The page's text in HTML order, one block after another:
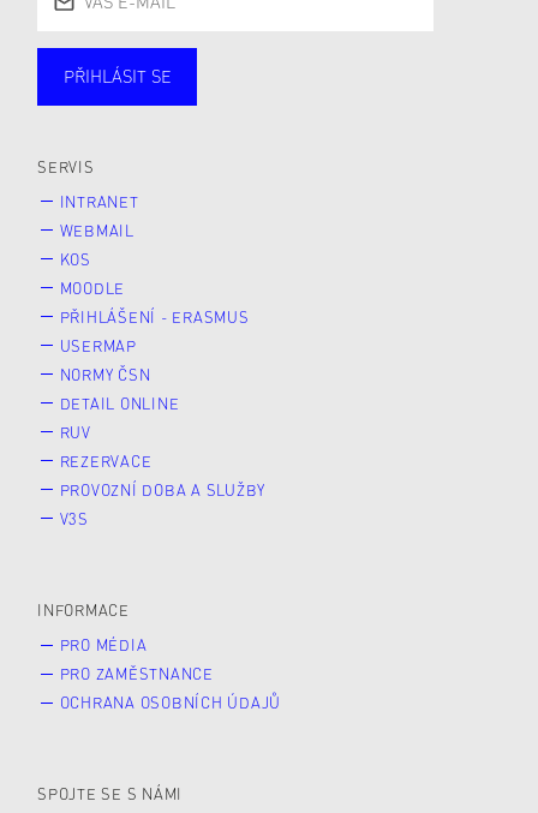
PŘIHLÁSIT SE
SERVIS
INTRANET
WEBMAIL
KOS
MOODLE
PŘIHLÁŠENÍ - ERASMUS
USERMAP
NORMY ČSN
DETAIL ONLINE
RUV
REZERVACE
PROVOZNÍ DOBA A SLUŽBY
V3S
INFORMACE
PRO MÉDIA
PRO ZAMĚSTNANCE
OCHRANA OSOBNÍCH ÚDAJŮ
SPOJTE SE S NÁMI